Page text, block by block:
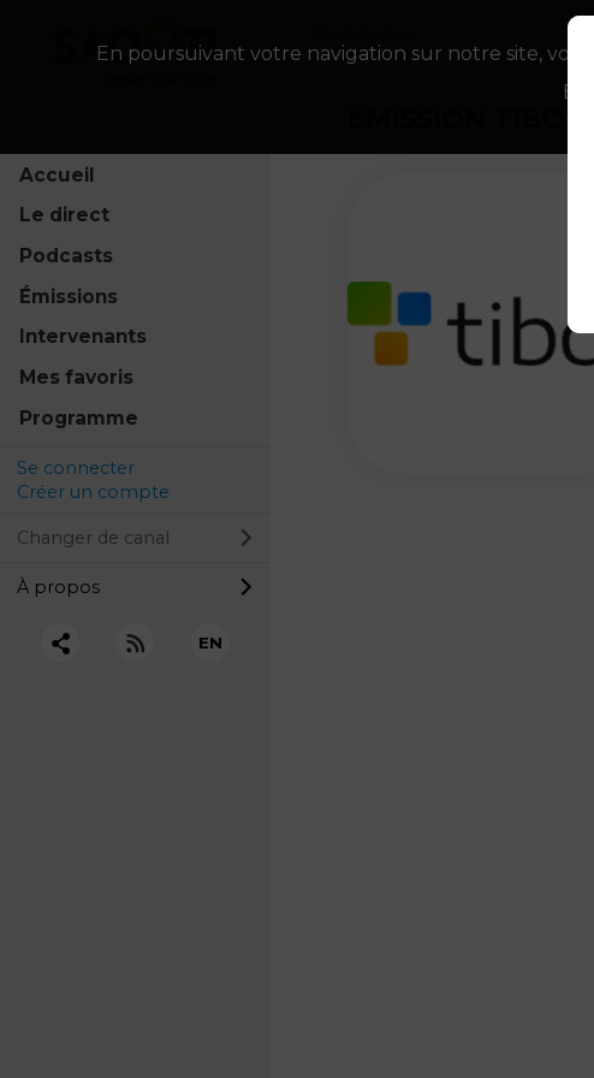
Accueil
Le direct
Podcasts
Émissions
Intervenants
Mes favoris
Programme
Se connecter
Créer un compte
Changer de canal
À propos
EN
En poursuivant votre navigation sur notre site,